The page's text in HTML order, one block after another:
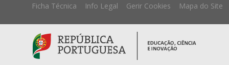
Ficha Técnica Info Legal Gerir Cookies Mapa do Site